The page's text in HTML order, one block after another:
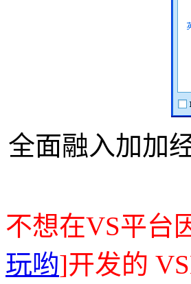
全面融入加加
不想在VS平台
玩哟]开发的